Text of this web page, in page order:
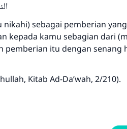
nikahi) sebagai pemberian
kepada kamu sebagian dari
itu dengan senang
, Kitab Ad-Da’wah, 2/210).